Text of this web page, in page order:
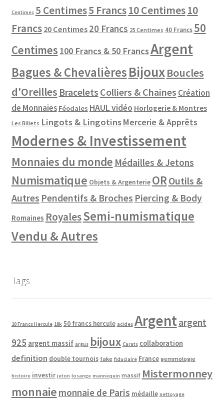
Centimes 5 Centimes5 Francs10 Centimes10
Francs 20 Centimes 20 Francs 25 Centimes 40 Francs 50
Centimes 100 Francs & 50 FrancsArgent
Bagues & ChevalièresBijouxBoucles
d'Oreilles Bracelets Colliers & Chaines Création
de Monnaies Féodales HAUL vidéo Horlogerie & Montres
Les Billets Lingots & Lingotins Mercerie & Apprêts
Modernes & Investissement
Monnaies du monde Médailles & Jetons
Numismatique Objets & Argenterie OR Outils &
Autres Pendentifs & Broches Piercing & Body
Romaines RoyalesSemi-numismatique
Vendu & Autres
Tags
10 Francs Hercule 18k 50 francs hercule acides Argentargent
925 argent massif argus bijoux Carats collaboration
definition double tournois fake fiduciaire France gemmologie
histoire investir jeton losange mannequin massif Mistermonney
monnaie monnaie de Paris médaille nettoyage